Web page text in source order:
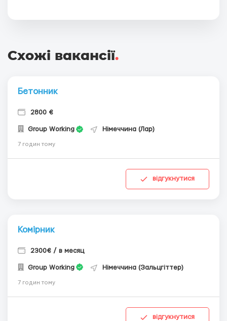
Схожі вакансії.
Бетонник
2800 €
Group Working Німеччина (Лар)
7 годин тому
відгукнутися
Комірник
2300€ / в месяц
Group Working Німеччина (Зальцгіттер)
7 годин тому
відгукнутися